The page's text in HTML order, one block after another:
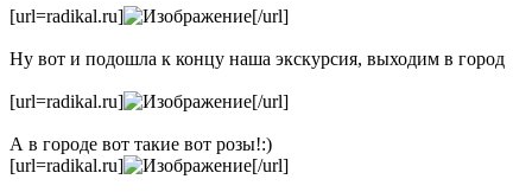
[url=radikal.ru] [/url]
Ну вот и подошла к концу наша экскурсия, выходим в город
[url=radikal.ru] [/url]
А в городе вот такие вот розы!:)
[url=radikal.ru]
[/url]